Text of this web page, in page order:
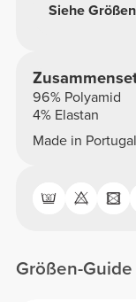
Siehe
96% Polyamid
4% Elastan
Made in Portugal
Größen-Guide